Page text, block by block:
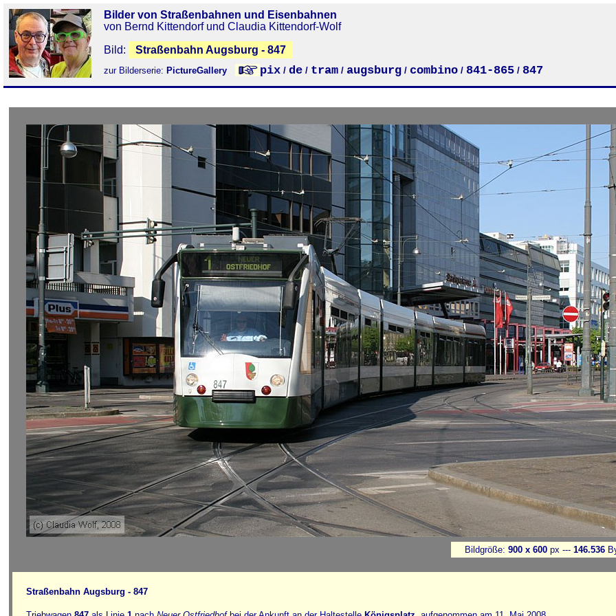
Bilder von Straßenbahnen und Eisenbahnen
von Bernd Kittendorf und Claudia Kittendorf-Wolf
Bild:
Straßenbahn Augsburg - 847
zur Bilderserie: PictureGallery pix / de / tram / augsburg / combino / 841-865 / 847
Bildgröße: 900 x 600 px --- 146.536
Straßenbahn Augsburg - 847